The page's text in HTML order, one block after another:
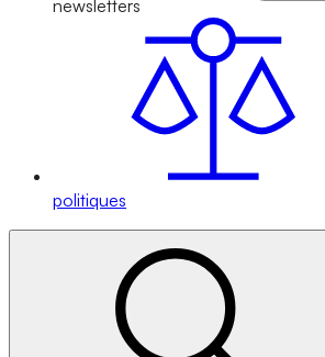
newsletters
politiques